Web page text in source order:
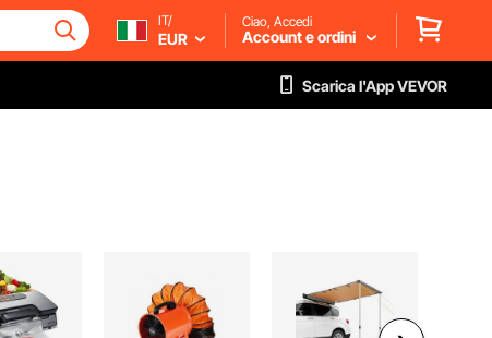
IT/
EUR
Ciao, Accedi
Account e ordini
Scarica l'App VEVOR